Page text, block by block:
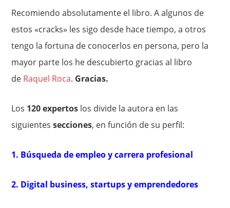
Recomiendo absolutamente el libro. A algunos de
estos «cracks» les sigo desde hace tiempo, a otros
tengo la fortuna de conocerlos en persona, pero la
mayor parte los he descubierto gracias al libro
de Raquel Roca. Gracias.
Los 120 expertos los divide la autora en las
siguientessecciones, en función de su perfil:
1. Búsqueda de empleo y carrera profesional
2. Digital business, startups y emprendedores